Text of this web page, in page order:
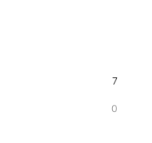
7
0